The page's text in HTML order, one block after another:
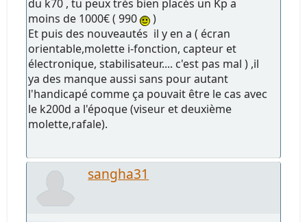
du k70 , tu peux très bien placés un Kp a
moins de 1000€ ( 990
)
Et puis des nouveautés il y en a ( écran
orientable,molette i-fonction, capteur et
électronique, stabilisateur.... c'est pas mal ) ,il
ya des manque aussi sans pour autant
l'handicapé comme ça pouvait être le cas avec
le k200d a l'époque (viseur et deuxième
molette,rafale).
sangha31